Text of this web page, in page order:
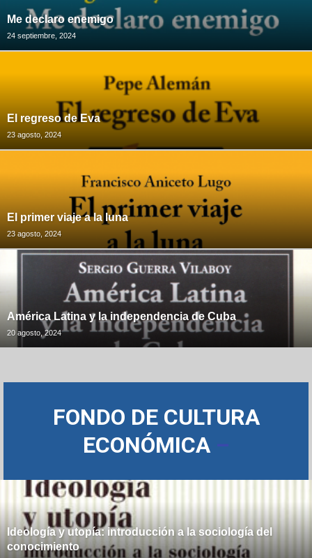
Me declaro enemigo
24 septiembre, 2024
El regreso de Eva
23 agosto, 2024
El primer viaje a la luna
23 agosto, 2024
América Latina y la independencia de Cuba
20 agosto, 2024
FONDO DE CULTURA
ECONÓMICA
Ideología y utopía: introducción a la sociología del
conocimiento